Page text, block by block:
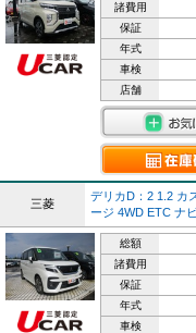
諸費用
保証
年式
車検
店舗
三菱
デリカD：2 1.2 カ
ージ 4WD ETC ナ
総額
諸費用
保証
年式
車検